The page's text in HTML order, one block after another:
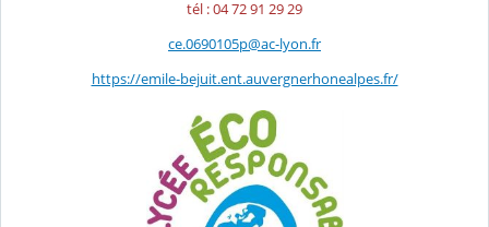
tél : 04 72 91 29 29
ce.0690105p@ac-lyon.fr
https://emile-bejuit.ent.auvergnerhonealpes.fr/